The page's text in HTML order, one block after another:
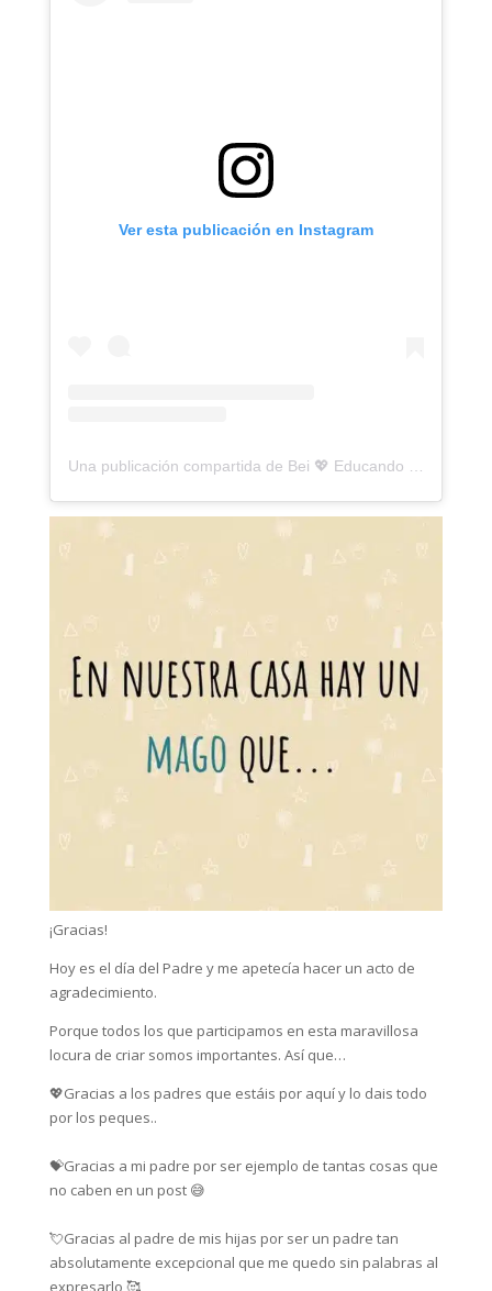
Ver esta publicación en Instagram
Una publicación compartida de Bei 💖 Educando en conexión 💖 (@montessorizate.tigriteando)
¡Gracias!
Hoy es el día del Padre y me apetecía hacer un acto de
agradecimiento.
Porque todos los que participamos en esta maravillosa
locura de criar somos importantes. Así que…
💖Gracias a los padres que estáis por aquí y lo dais todo
por los peques..
💝Gracias a mi padre por ser ejemplo de tantas cosas que
no caben en un post 😅
💘Gracias al padre de mis hijas por ser un padre tan
absolutamente excepcional que me quedo sin palabras al
expresarlo 🥰⁣